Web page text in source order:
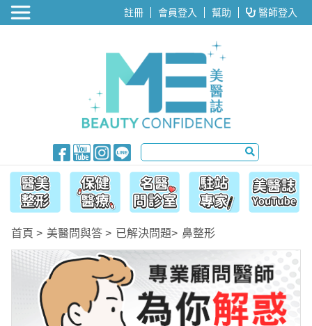
醫美整形 註冊 會員登入 幫助 醫師登入
首頁 美醫問與答 已解決問題 鼻整形